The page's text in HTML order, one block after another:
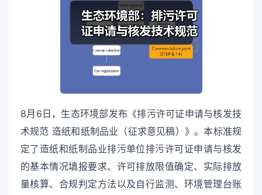
8月6日，生态环境部发布《排污许可证申请与核发技
术规范 造纸和纸制品业（征求意见稿）》。本标准规
定了造纸和纸制品业排污单位排污许可证申请与核发
的基本情况填报要求、许可排放限值确定、实际排放
量核算、合规判定方法以及自行监测、环境管理台账